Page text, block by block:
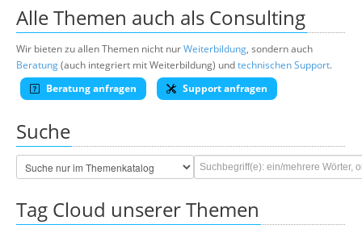
Alle Themen auch als Consulting
Wir bieten zu allen Themen nicht nurWeiterbildung, sondern auch
Beratung(auch integriert mit Weiterbildung) undtechnischen Support.
Beratung anfragen
Support anfragen
Suche
Tag Cloud unserer Themen